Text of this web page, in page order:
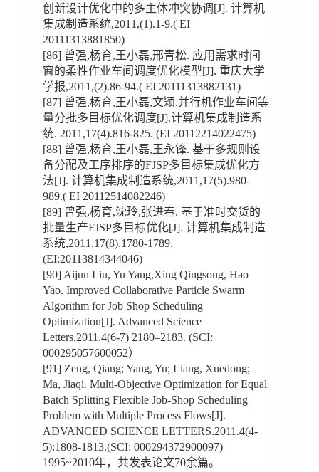
创新设计优化中的多主体冲突协调[J]. 计算机
集成制造系统,2011,(1).1-9.( EI
20111313881850)
[86] 曾强,杨育,王小磊,邢青松. 应用需求时间
窗的柔性作业车间调度优化模型[J]. 重庆大学
学报,2011,(2).86-94.( EI 20111313882131)
[87] 曾强,杨育,王小磊,文颖.并行机作业车间等
量分批多目标优化调度[J].计算机集成制造系
统. 2011,17(4).816-825. (EI 20112214022475)
[88] 曾强,杨育,王小磊,王永锋. 基于多规则设
备分配及工序排序的FJSP多目标集成优化方
法[J]. 计算机集成制造系统,2011,17(5).980-
989.( EI 20112514082246)
[89] 曾强,杨育,沈玲,张进春. 基于准时交货的
批量生产FJSP多目标优化[J]. 计算机集成制造
系统,2011,17(8).1780-1789.
(EI:20113814344046)
[90] Aijun Liu, Yu Yang,Xing Qingsong, Hao
Yao. Improved Collaborative Particle Swarm
Algorithm for Job Shop Scheduling
Optimization[J]. Advanced Science
Letters.2011.4(6-7) 2180–2183. (SCI:
000295057600052）
[91] Zeng, Qiang; Yang, Yu; Liang, Xuedong;
Ma, Jiaqi. Multi-Objective Optimization for Equal
Batch Splitting Flexible Job-Shop Scheduling
Problem with Multiple Process Flows[J].
ADVANCED SCIENCE LETTERS.2011.4(4-
5):1808-1813.(SCI: 000294372900097)
1995~2010年，共发表论文70余篇。